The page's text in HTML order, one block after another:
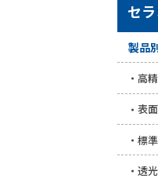
セ
製品
高
表
標
透